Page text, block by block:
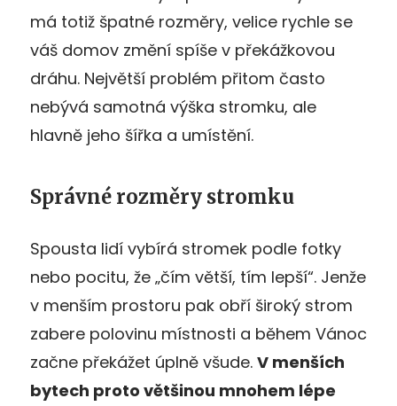
má totiž špatné rozměry, velice rychle se
váš domov změní spíše v překážkovou
dráhu. Největší problém přitom často
nebývá samotná výška stromku, ale
hlavně jeho šířka a umístění.
Správné rozměry stromku
Spousta lidí vybírá stromek podle fotky
nebo pocitu, že „čím větší, tím lepší“. Jenže
v menším prostoru pak obří široký strom
zabere polovinu místnosti a během Vánoc
začne překážet úplně všude. V menších
bytech proto většinou mnohem lépe